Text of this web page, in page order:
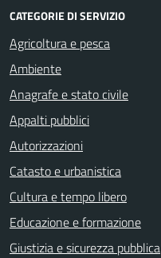
CATEGORIE DI SERVIZIO
Agricoltura e pesca
Ambiente
Anagrafe e stato civile
Appalti pubblici
Autorizzazioni
Catasto e urbanistica
Cultura e tempo libero
Educazione e formazione
Giustizia e sicurezza pubblica